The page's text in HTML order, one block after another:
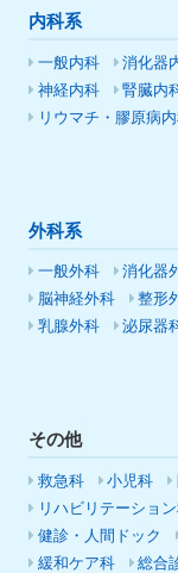
内科系
一般内科 消化器
神経内科
腎臓内
リウマチ・膠原病
外科系
一般外科 消化器
脳神経外科
整形
乳腺外科
泌尿器
その他
救急科 小児科
リハビリテーショ
健診・人間ドック
緩和ケア科
総合